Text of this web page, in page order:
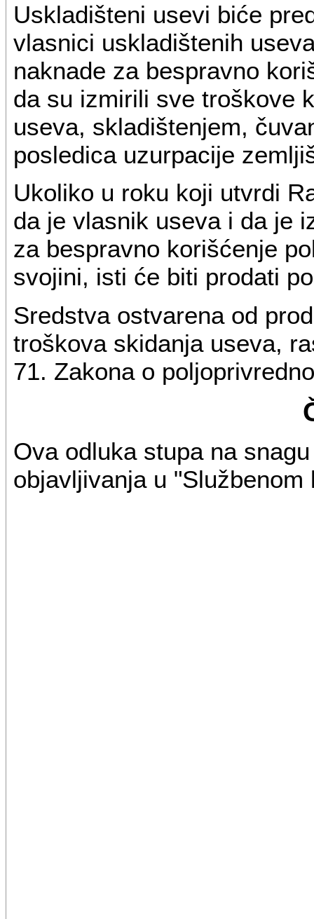
Uskladišteni usevi biće
vlasnici uskladištenih
naknade za bespravno
da su izmirili sve troškove
useva, skladištenjem,
posledica uzurpacije
Ukoliko u roku koji utvrdi
da je vlasnik useva i da je
za bespravno korišćenje
svojini, isti će biti prodati
Sredstva ostvarena od
troškova skidanja useva,
71. Zakona o
Ova odluka stupa na
objavljivanja u